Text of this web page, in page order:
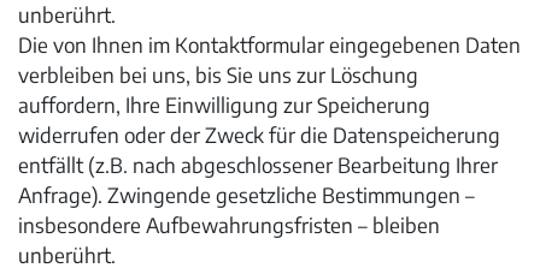
unberührt.
Die von Ihnen im Kontaktformular eingegebenen Daten
verbleiben bei uns, bis Sie uns zur Löschung
auffordern, Ihre Einwilligung zur Speicherung
widerrufen oder der Zweck für die Datenspeicherung
entfällt (z.B. nach abgeschlossener Bearbeitung Ihrer
Anfrage). Zwingende gesetzliche Bestimmungen –
insbesondere Aufbewahrungsfristen – bleiben
unberührt.